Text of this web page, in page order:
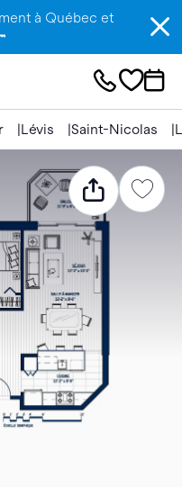
à Québec et
Lévis Saint-Nicolas